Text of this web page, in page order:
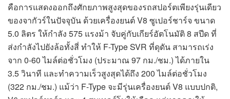
คือการแสดงออกถึงศักยภาพสูงสุดของรถสปอร์ตเพียงรุ่นเดียว
ของจากัวร์ในปัจจุบัน ด้วยเครื่องยนต์ V8 ซูเปอร์ชาร์จ ขนาด
5.0 ลิตร ให้กำลัง 575 แรงม้า จับคู่กับเกียร์อัตโนมัติ 8 สปีด ที่
ส่งกำลังไปยังล้อทั้งสี่ ทำให้ F-Type SVR ที่ดุดัน สามารถเร่ง
จาก 0-60 ไมล์ต่อชั่วโมง (ประมาณ 97 กม./ชม.) ได้ภายใน
3.5 วินาที และทำความเร็วสูงสุดได้ถึง 200 ไมล์ต่อชั่วโมง
(322 กม./ชม.) แม้ว่า F-Type จะมีรุ่นเครื่องยนต์ V8 แบบปกติ,